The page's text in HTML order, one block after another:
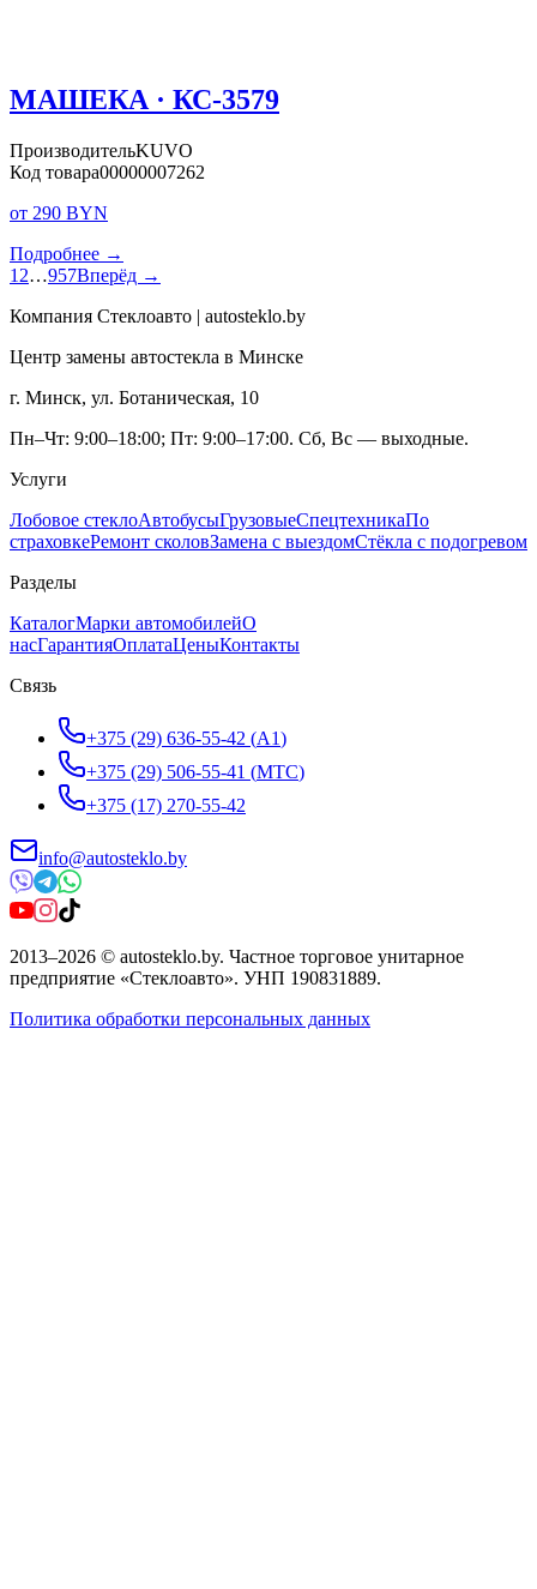
МАШЕКА · КС-3579
ПроизводительKUVO
Код товара00000007262
от 290 BYN
Подробнее →
1 2…957Вперёд →
Компания Стеклоавто | autosteklo.by
Центр замены автостекла в Минске
г. Минск, ул. Ботаническая, 10
Пн–Чт: 9:00–18:00; Пт: 9:00–17:00. Сб, Вс — выходные.
Услуги
Лобовое стеклоАвтобусыГрузовыеСпецтехникаПо
страховкеРемонт сколовЗамена с выездомСтёкла с подогревом
Разделы
КаталогМарки автомобилейО
насГарантияОплатаЦеныКонтакты
Связь
+375 (29) 636-55-42 (A1)
+375 (29) 506-55-41 (МТС)
+375 (17) 270-55-42
info@autosteklo.by
2013–2026 © autosteklo.by. Частное торговое унитарное
предприятие «Стеклоавто». УНП 190831889.
Политика обработки персональных данных